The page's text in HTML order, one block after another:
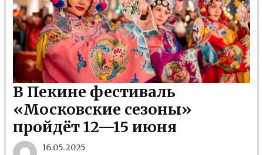
В Пекине фестиваль
«Московские сезоны»
пройдёт 12—15 июня
16.05.2025